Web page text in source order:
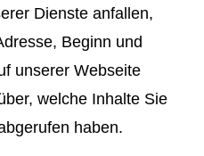
Dienste anfallen,
Beginn und
unserer Webseite
welche Inhalte Sie
haben.